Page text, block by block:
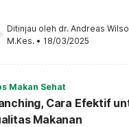
Ditinjau oleh dr. Andreas
M.Kes. • 18/03/2025
Makan Sehat
Cara Efektif
Makanan